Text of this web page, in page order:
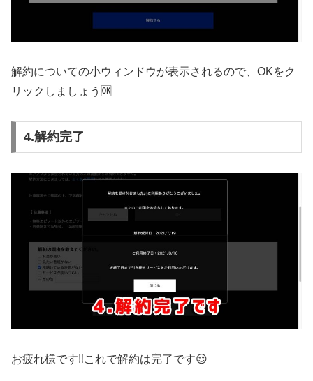
解約についての小ウィンドウが表示されるので、OKをク
リックしましょう🆗
4.解約完了
お疲れ様です‼️これで解約は完了です😌